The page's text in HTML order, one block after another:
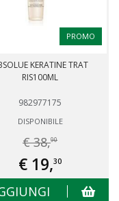
PROMO
KERATINE TRAT
RIS100ML
982977175
DISPONIBILE
€ 38,90
€ 19,30